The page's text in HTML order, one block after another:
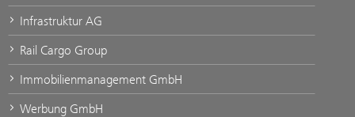
Infrastruktur AG
Rail Cargo Group
Immobilienmanagement GmbH
Werbung GmbH